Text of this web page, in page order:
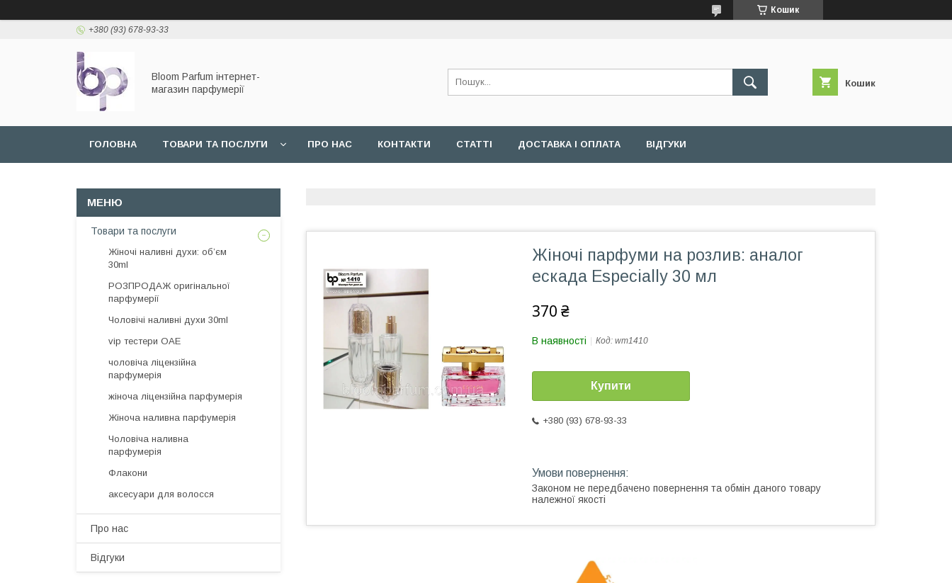
Кошик
+380 (93) 678-93-33
Bloom Parfum інтернет-
магазин парфумерії
Кошик
ГОЛОВНА ТОВАРИ ТА ПОСЛУГИ ПРО НАС КОНТАКТИ СТАТТІ ДОСТАВКА І ОПЛАТА ВІДГУКИ
Жіночі парфуми на розлив: аналог
ескада Especially 30 мл
370 ₴
В наявності Код: wm1410
Купити
+380 (93) 678-93-33
Законом не передбачено повернення та обмін даного товару
належної якості
Товари та послуги
Жіночі наливні духи: об’єм
30ml
РОЗПРОДАЖ оригінальної
парфумерії
Чоловічі наливні духи 30ml
vip тестери ОАЕ
чоловіча ліцензійна
парфумерія
жіноча ліцензійна парфумерія
Жіноча наливна парфумерія
Чоловіча наливна
парфумерія
Флакони
аксесуари для волосся
Про нас
Відгуки